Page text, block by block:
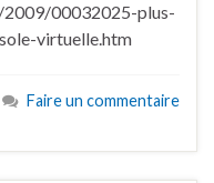
00032025-plus-
virtuelle.htm
Faire un commentaire